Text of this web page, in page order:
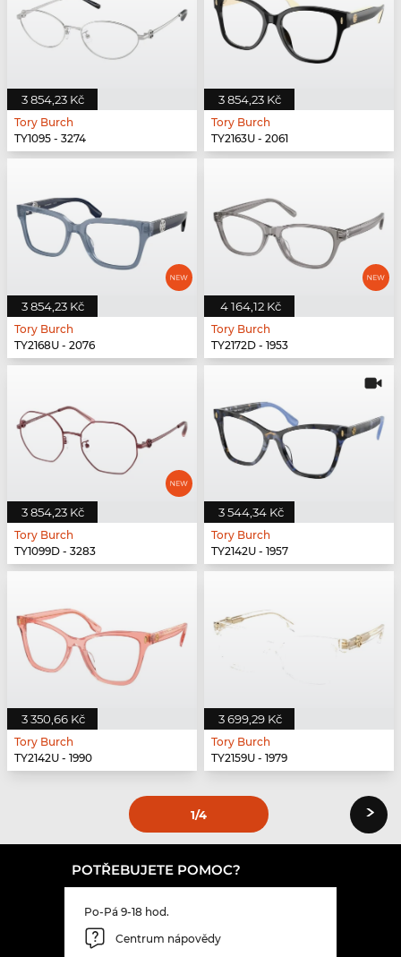
3 854,23 Kč
Tory Burch
TY1095 - 3274
3 854,23 Kč
Tory Burch
TY2163U - 2061
3 854,23 Kč
Tory Burch
TY2168U - 2076
4 164,12 Kč
Tory Burch
TY2172D - 1953
3 854,23 Kč
Tory Burch
TY1099D - 3283
3 544,34 Kč
Tory Burch
TY2142U - 1957
3 350,66 Kč
Tory Burch
TY2142U - 1990
3 699,29 Kč
Tory Burch
TY2159U - 1979
1/4 ›
POTŘEBUJETE POMOC?
Po-Pá 9-18 hod.
Centrum nápovědy